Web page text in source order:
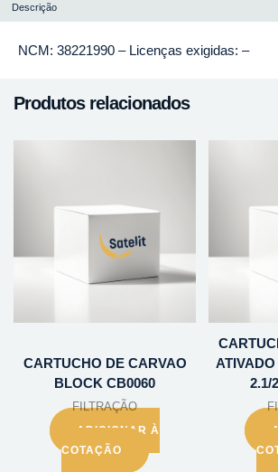
Descrição
NCM: 38221990 – Licenças exigidas: –
Produtos relacionados
CARTUCHO DE CARVAO
BLOCK CB0060
FILTRAÇÃO
ADICIONAR À
COTAÇÃO
ATIVADO
2.1/